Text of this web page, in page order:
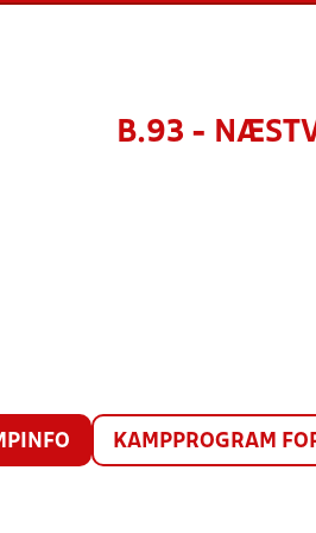
B.93 -
KAMPPROGRAM